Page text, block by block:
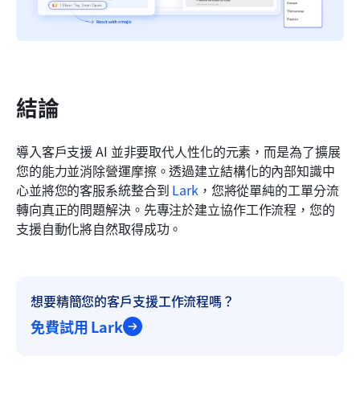
結論
導入客戶支援 AI 並非要取代人性化的元素，而是為了擴展
您的能力並消除營運摩擦。透過建立結構化的內部知識中
心並將您的客服系統整合到 Lark，您將從單純的工單分流
轉向真正的問題解決。先專注於建立協作工作流程，您的
支援自動化將自然取得成功。
想要精簡您的客戶支援工作流程嗎？
免費試用 Lark